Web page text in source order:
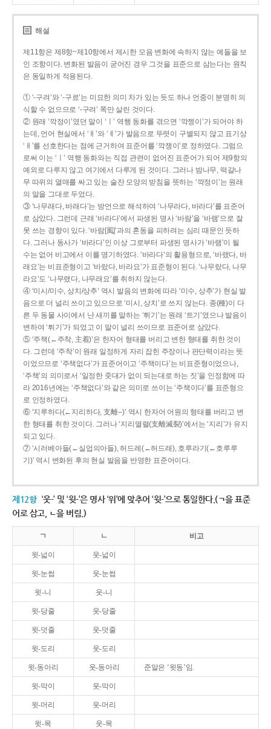
해설
제11항은 제8항~제10항에서 제시한 모음 변화에 속하지 않는 예들을 보
인 조항이다. 변화된 발음이 굳어진 경우 그것을 표준으로 삼는다는 원칙
은 동일하게 적용된다.
① ‘-구려’와 ‘-구료’는 미묘한 의미 차가 있는 듯도 하나 언중이 분명히 의
식할 수 없으므로 ‘-구려’ 쪽만 살린 것이다.
② 원래 ‘깍정이’였던 말이 ‘ㅣ’ 역행 동화를 겪으면 ‘깍젱이’가 되어야 하
는데, 언어 현실에서 ‘ㅐ’와 ‘ㅔ’가 발음으로 뚜렷이 구별되지 않고 표기상
‘ㅐ’를 선호한다는 점에 근거하여 표준어를 ‘깍쟁이’로 정하였다. 그럼으
로써 이는 ‘ㅣ’ 역행 동화와는 직접 관련이 없어진 표준어가 되어 제9항의
예외로 다루지 않고 여기에서 다루게 된 것이다. 그러나 밤나무, 떡갈나
무 따위의 열매를 싸고 있는 술잔 모양의 받침을 뜻하는 ‘깍정이’는 원래
의 말을 그대로 두었다.
③ ‘나무래다, 바래다’는 방언으로 해석하여 ‘나무라다, 바라다’를 표준어
로 삼았다. 그런데 근래 ‘바라다’에서 파생된 명사 ‘바람’을 ‘바램’으로 잘
못 쓰는 경향이 있다. ‘바람[風]’과의 혼동을 피하려는 심리 때문인 듯하
다. 그러나 동사가 ‘바라다’인 이상 그로부터 파생된 명사가 ‘바램’이 될
수는 없어 비고에서 이를 명기하였다. ‘바라다’의 활용형으로, ‘바랬다, 바
래요’는 비표준형이고 ‘바랐다, 바라요’가 표준형이 된다. ‘나무랐다, 나무
라요’도 ‘나무랬다, 나무래요’를 취하지 않는다.
④ ‘미시/미수, 상치/상추’ 역시 발음의 변화에 따라 ‘미수, 상추’가 현실 발
음으로 더 널리 쓰이고 있으므로 ‘미시, 상치’로 쓰지 않는다. 종(種)이 다
른 두 동물 사이에서 난 새끼를 말하는 ‘튀기’는 원래 ‘트기’였으나 발음이
변하여 ‘튀기’가 되었고 이 말이 널리 쓰이므로 표준어로 삼았다.
⑤ ‘주책(←주착, 主着)’은 한자어 형태를 버리고 변한 형태를 취한 것이
다. 그런데 ‘주착’이 원래 일정하게 자리 잡힌 주장이나 판단력이라는 뜻
이었으므로 ‘주책없다’가 표준어이고 ‘주책이다’는 비표준형이었으나,
‘주책’의 의미로서 ‘일정한 줏대가 없이 되는대로 하는 짓’을 인정함에 따
라 2016년에는 ‘주책없다’와 같은 의미로 쓰이는 ‘주책이다’를 표준형으
로 인정하였다.
⑥ ‘지루하다(←지리하다, 支離--)’ 역시 한자어 어원의 형태를 버리고 변
한 형태를 취한 것이다. 그러나 ‘지리멸렬(支離滅裂)’에서는 ‘지리’가 유지
되고 있다.
⑦ ‘시러베아들(←실업의아들), 허드레(←허드래), 호루라기(←호루루
기)’ 역시 변화된 후의 현실 발음을 반영한 표준어이다.
제12항 ‘웃-’ 및 ‘윗-’은 명사 ‘위’에 맞추어 ‘윗-’으로 통일한다.(ㄱ을 표준
어로 삼고, ㄴ을 버림.)
ㄱ ㄴ 비고
윗-넓이 웃-넓이
윗-눈썹 웃-눈썹
윗-니 웃-니
윗-당줄 웃-당줄
윗-덧줄 웃-덧줄
윗-도리 웃-도리
윗-동아리 웃-동아리 준말은 ‘윗동’임.
윗-막이 웃-막이
윗-머리 웃-머리
윗-목 웃-목